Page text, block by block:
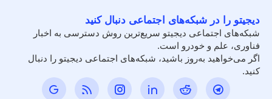
دیجیتو را در شبکه‌های اجتماعی دنبال کنید
شبکه‌های اجتماعی دیجیتو سریع‌ترین روش دسترسی به اخبار
فناوری، علم و خودرو است.
اگر می‌خواهید به‌روز باشید، شبکه‌های اجتماعی دیجیتو را دنبال
کنید.